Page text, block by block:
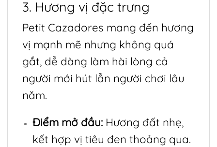
3. Hương vị đặc trưng
Petit Cazadores mang đến hương
vị mạnh mẽ nhưng không quá
gắt, dễ dàng làm hài lòng cả
người mới hút lẫn người chơi lâu
năm.
Điểm mở đầu:Hương đất nhẹ,
kết hợp vị tiêu đen thoảng qua.